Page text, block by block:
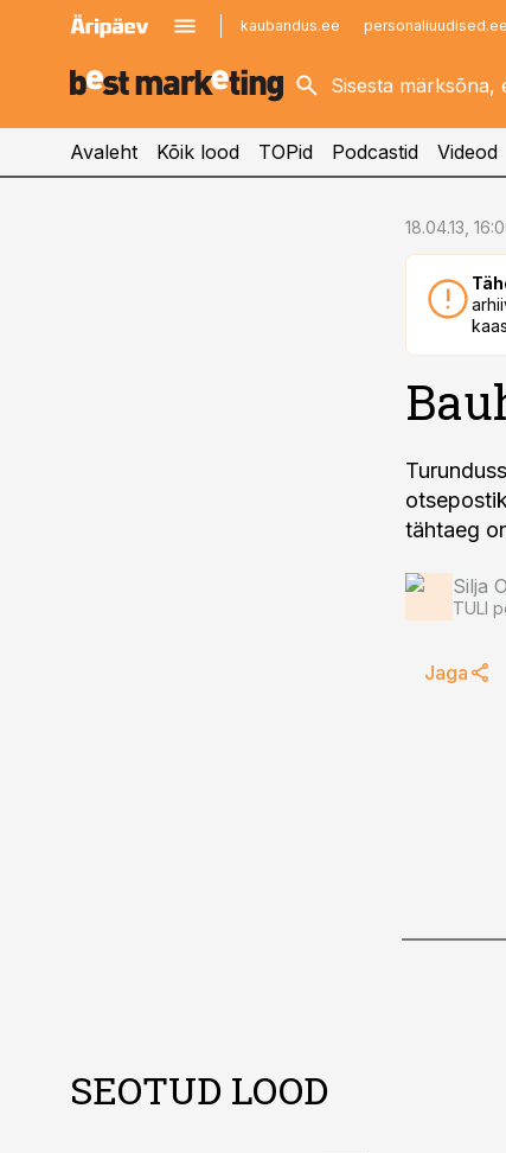
kaubandus.ee personaliuudised.ee
kinnisvarauudised.ee
logistikauudised.ee
imelineajalugu.ee
Avaleht Kõik lood TOPid Podcastid Videod
18.04.13,
tähtaeg
Silja
TULI
Jaga
SEOTUD LOOD